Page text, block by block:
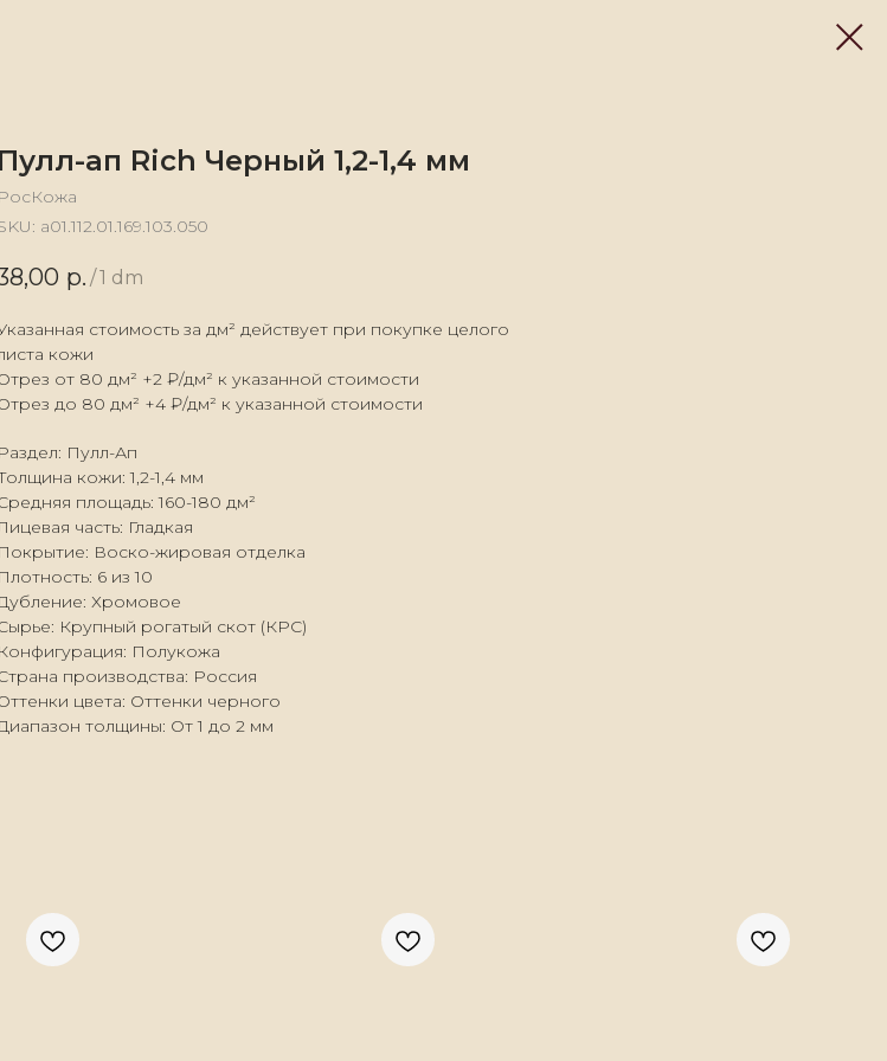
Пулл-ап Rich Черный 1,2-1,4 мм
РосКожа
а01.112.01.169.103.050
р. /1 dm
стоимость за дм² действует при покупке целого
кожи
от 80 дм² +2 ₽/дм² к указанной стоимости
до 80 дм² +4 ₽/дм² к указанной стоимости
Раздел: Пулл-Ап
кожи: 1,2-1,4 мм
площадь: 160-180 дм²
часть: Гладкая
Покрытие: Воско-жировая отделка
Плотность: 6 из 10
Хромовое
Крупный рогатый скот (КРС)
Конфигурация: Полукожа
производства: Россия
цвета: Оттенки черного
толщины: От 1 до 2 мм